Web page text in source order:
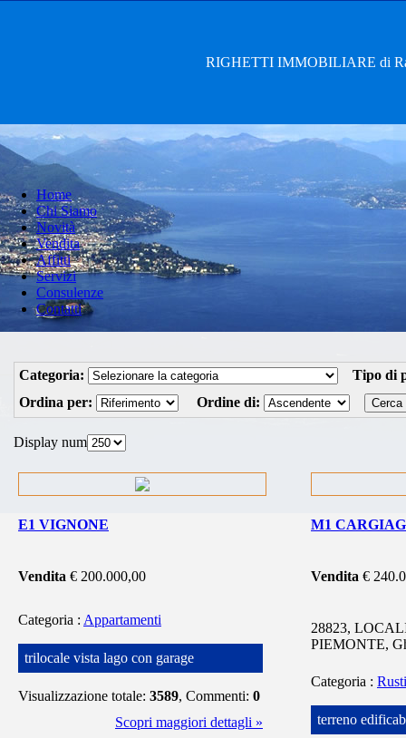
RIGHETTI IMMOBILIARE di
Home
Chi Siamo
Novità
Vendita
Affitti
Servizi
Consulenze
Contatti
Categoria:
Tipo di
Ordina per:
Ordine di:
Display num
E1 VIGNONE
Vendita € 200.000,00
Categoria : Appartamenti
trilocale vista lago con garage
Visualizzazione totale: 3589, Commenti: 0
Scopri maggiori dettagli »
M1
Vendita €
28823,
PIEMONTE,
Categoria :
terreno